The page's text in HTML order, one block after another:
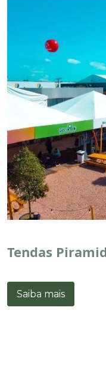
Tendas
Saiba mais